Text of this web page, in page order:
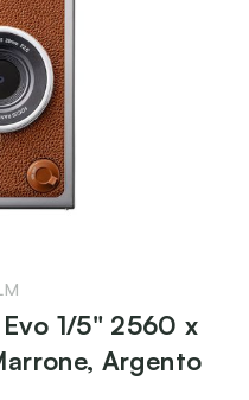
1/5" 2560 x
Argento